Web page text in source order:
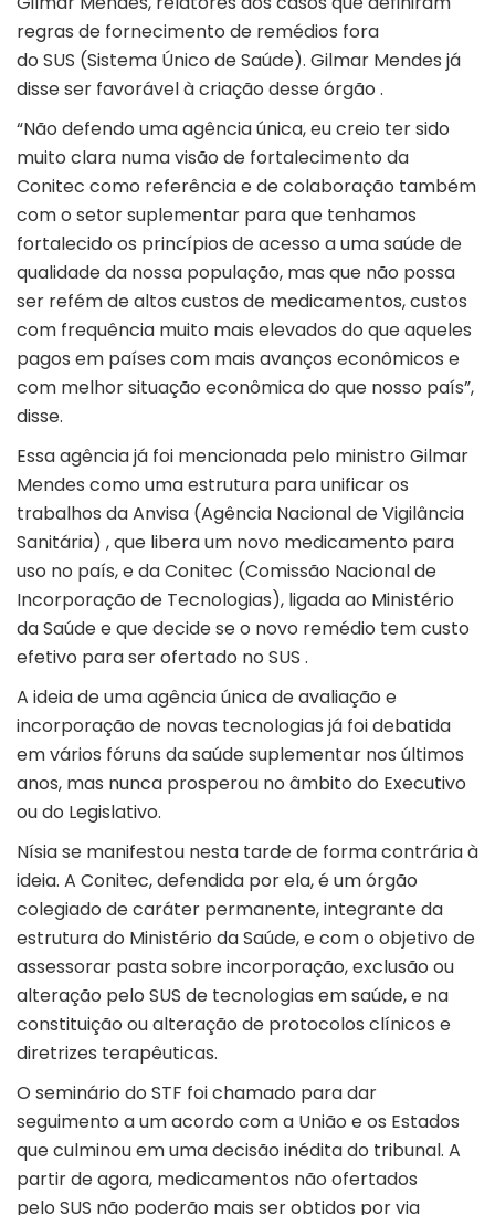
regras de fornecimento de remédios fora
do SUS (Sistema Único de Saúde). Gilmar Mendes já
disse ser favorável à criação desse órgão .
“Não defendo uma agência única, eu creio ter sido
muito clara numa visão de fortalecimento da
Conitec como referência e de colaboração também
com o setor suplementar para que tenhamos
fortalecido os princípios de acesso a uma saúde de
qualidade da nossa população, mas que não possa
ser refém de altos custos de medicamentos, custos
com frequência muito mais elevados do que aqueles
pagos em países com mais avanços econômicos e
com melhor situação econômica do que nosso país”,
disse.
Essa agência já foi mencionada pelo ministro Gilmar
Mendes como uma estrutura para unificar os
trabalhos da Anvisa (Agência Nacional de Vigilância
Sanitária) , que libera um novo medicamento para
uso no país, e da Conitec (Comissão Nacional de
Incorporação de Tecnologias), ligada ao Ministério
da Saúde e que decide se o novo remédio tem custo
efetivo para ser ofertado no SUS .
A ideia de uma agência única de avaliação e
incorporação de novas tecnologias já foi debatida
em vários fóruns da saúde suplementar nos últimos
anos, mas nunca prosperou no âmbito do Executivo
ou do Legislativo.
Nísia se manifestou nesta tarde de forma contrária à
ideia. A Conitec, defendida por ela, é um órgão
colegiado de caráter permanente, integrante da
estrutura do Ministério da Saúde, e com o objetivo de
assessorar pasta sobre incorporação, exclusão ou
alteração pelo SUS de tecnologias em saúde, e na
constituição ou alteração de protocolos clínicos e
diretrizes terapêuticas.
O seminário do STF foi chamado para dar
seguimento a um acordo com a União e os Estados
que culminou em uma decisão inédita do tribunal. A
partir de agora, medicamentos não ofertados
pelo SUS não poderão mais ser obtidos por via